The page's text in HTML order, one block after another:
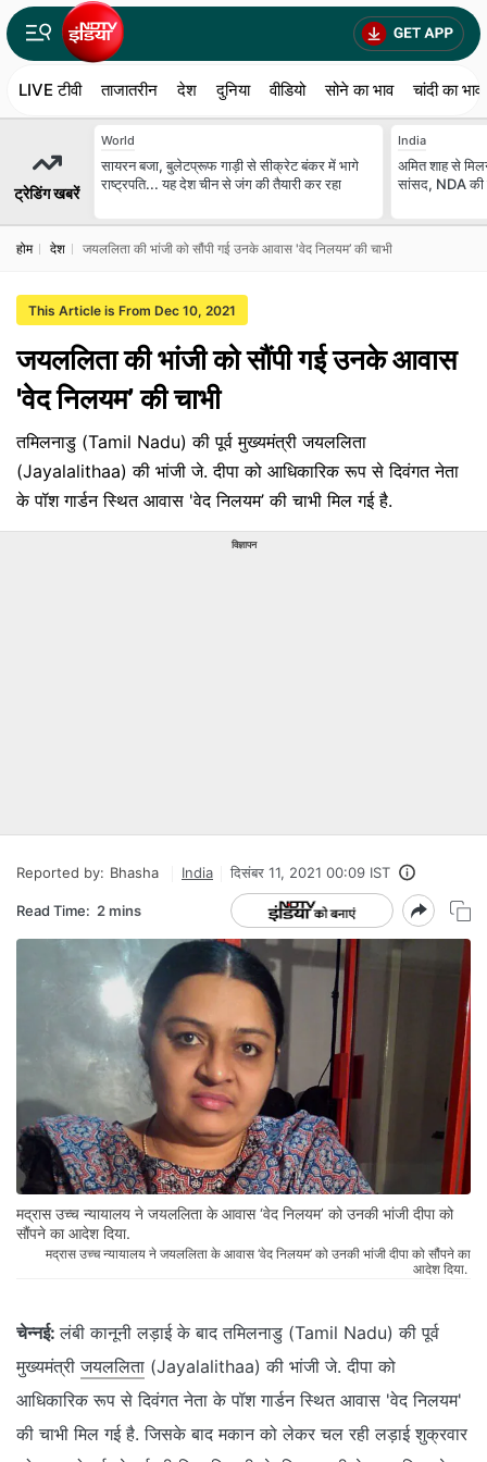
LIVE टीवी ताजातरीन देश दुनिया वीडियो सोने का भाव चांदी का भाव
ट्रेडिंग खबरें
World
सायरन बजा, बुलेटप्रूफ गाड़ी से सीक्रेट बंकर में भागे
राष्ट्रपति... यह देश चीन से जंग की तैयारी कर रहा
India
अमित शाह से
सांसद, NDA की
होम देश जयललिता की भांजी को सौंपी गई उनके आवास 'वेद निलयम’ की चाभी
This Article is From Dec 10, 2021
जयललिता की भांजी को सौंपी गई उनके आवास
'वेद निलयम’ की चाभी
तमिलनाडु (Tamil Nadu) की पूर्व मुख्यमंत्री जयललिता
(Jayalalithaa) की भांजी जे. दीपा को आधिकारिक रूप से दिवंगत नेता
के पॉश गार्डन स्थित आवास 'वेद निलयम’ की चाभी मिल गई है.
विज्ञापन
Reported by: Bhasha India दिसंबर 11, 2021 00:09 IST
Read Time: 2 mins
मद्रास उच्च न्यायालय ने जयललिता के आवास ‘वेद निलयम’ को उनकी भांजी दीपा को
सौंपने का आदेश दिया.
मद्रास उच्च न्यायालय ने जयललिता के आवास ‘वेद निलयम’ को उनकी भांजी दीपा को सौंपने का
आदेश दिया.
चेन्नई: लंबी कानूनी लड़ाई के बाद तमिलनाडु (Tamil Nadu) की पूर्व
मुख्यमंत्रीजयललिता (Jayalalithaa) की भांजी जे. दीपा को
आधिकारिक रूप से दिवंगत नेता के पॉश गार्डन स्थित आवास 'वेद निलयम'
की चाभी मिल गई है. जिसके बाद मकान को लेकर चल रही लड़ाई शुक्रवार